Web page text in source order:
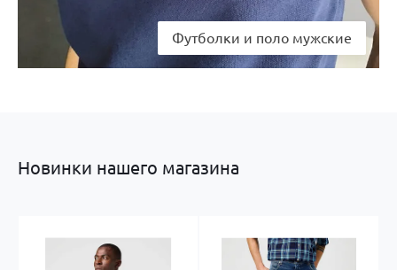
Футболки и поло мужские
Новинки нашего магазина